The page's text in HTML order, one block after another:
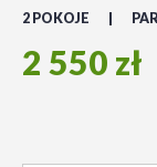
2 POKOJE
2 550 zł